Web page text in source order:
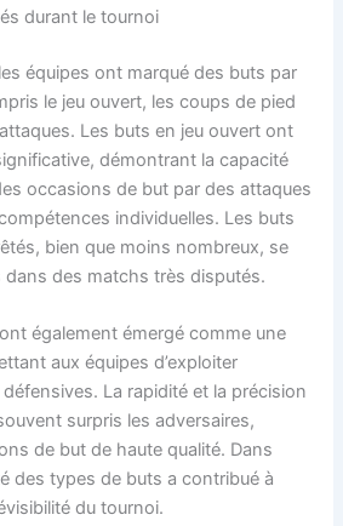
durant le tournoi
équipes ont marqué des buts par
le jeu ouvert, les coups de pied
Les buts en jeu ouvert ont
démontrant la capacité
occasions de but par des attaques
individuelles. Les buts
bien que moins nombreux, se
dans des matchs très disputés.
également émergé comme une
aux équipes d’exploiter
La rapidité et la précision
surpris les adversaires,
de but de haute qualité. Dans
des types de buts a contribué à
du tournoi.